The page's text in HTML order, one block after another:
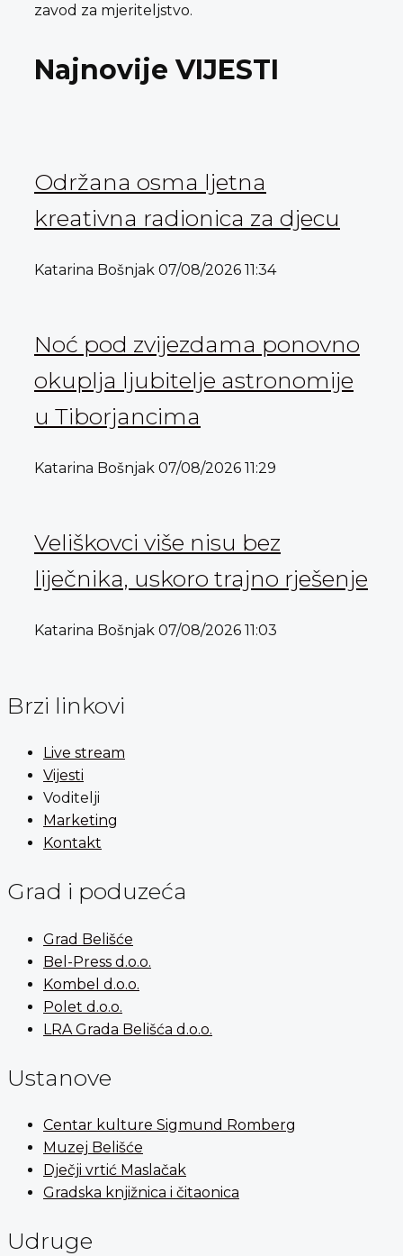
zavod za mjeriteljstvo.
Najnovije VIJESTI
Održana osma ljetna
kreativna radionica za djecu
Katarina Bošnjak 07/08/2026 11:34
Noć pod zvijezdama ponovno
okuplja ljubitelje astronomije
u Tiborjancima
Katarina Bošnjak 07/08/2026 11:29
Veliškovci više nisu bez
liječnika, uskoro trajno rješenje
Katarina Bošnjak 07/08/2026 11:03
Brzi linkovi
Live stream
Vijesti
Voditelji
Marketing
Kontakt
Grad i poduzeća
Grad Belišće
Bel-Press d.o.o.
Kombel d.o.o.
Polet d.o.o.
LRA Grada Belišća d.o.o.
Ustanove
Centar kulture Sigmund Romberg
Muzej Belišće
Dječji vrtić Maslačak
Gradska knjižnica i čitaonica
Udruge